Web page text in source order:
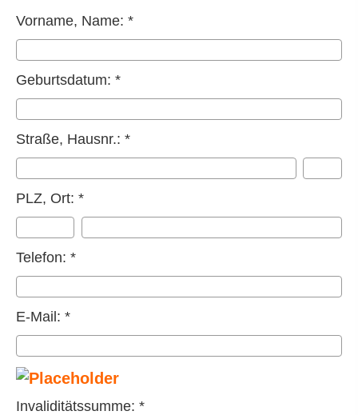
Vorname, Name: *
Geburts­datum: *
Straße, Hausnr.: *
PLZ, Ort: *
Telefon: *
E-Mail: *
Invaliditätssumme: *